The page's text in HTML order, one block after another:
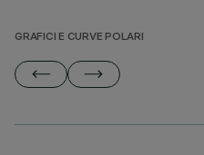
GRAFICI E CURVE POLARI